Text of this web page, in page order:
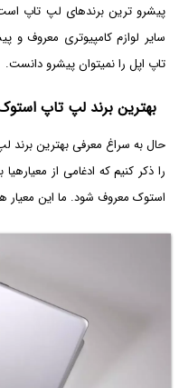
پیشرو ترین برندهای لپ تاپ
سایر لوازم کامپیوتری معروف
تاپ اپل را نمیتوان پیشرو دانست.
بهترین برند لپ تاپ
حال به سراغ معرفی بهترین برند
را ذکر کنیم که ادغامی از
استوک معروف شود. ما این معیار ها